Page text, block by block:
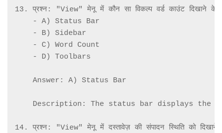
13. प्रश्न: "View" मेनू में कौन सा विकल्प वर्ड काउंट दिखाने के
    - A) Status Bar
    - B) Sidebar
    - C) Word Count
    - D) Toolbars
    Answer: A) Status Bar
Description: The status bar displays the
14. प्रश्न: "View" मेनू में दस्तावेज़ की संपादन स्थिति को दिखाने